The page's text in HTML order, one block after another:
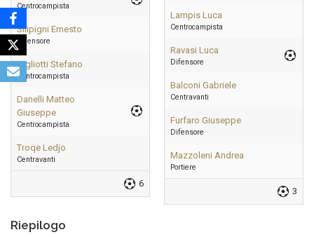
Centrocampista
Silipigni Ernesto
Difensore
Gigliotti Stefano
Centrocampista
Danelli Matteo
Giuseppe
Centrocampista
Troqe Ledjo
Centravanti
6
Lampis Luca
Centrocampista
Ravasi Luca
Difensore
Balconi Gabriele
Centravanti
Furfaro Giuseppe
Difensore
Mazzoleni Andrea
Portiere
3
Riepilogo